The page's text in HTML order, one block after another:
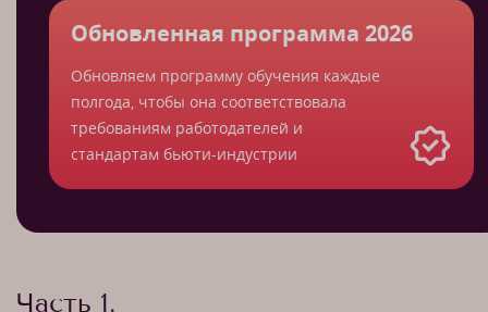
Обновленная программа 2026
Обновляем программу обучения каждые
полгода, чтобы она соответствовала
требованиям работодателей и
стандартам бьюти-индустрии
Часть 1.